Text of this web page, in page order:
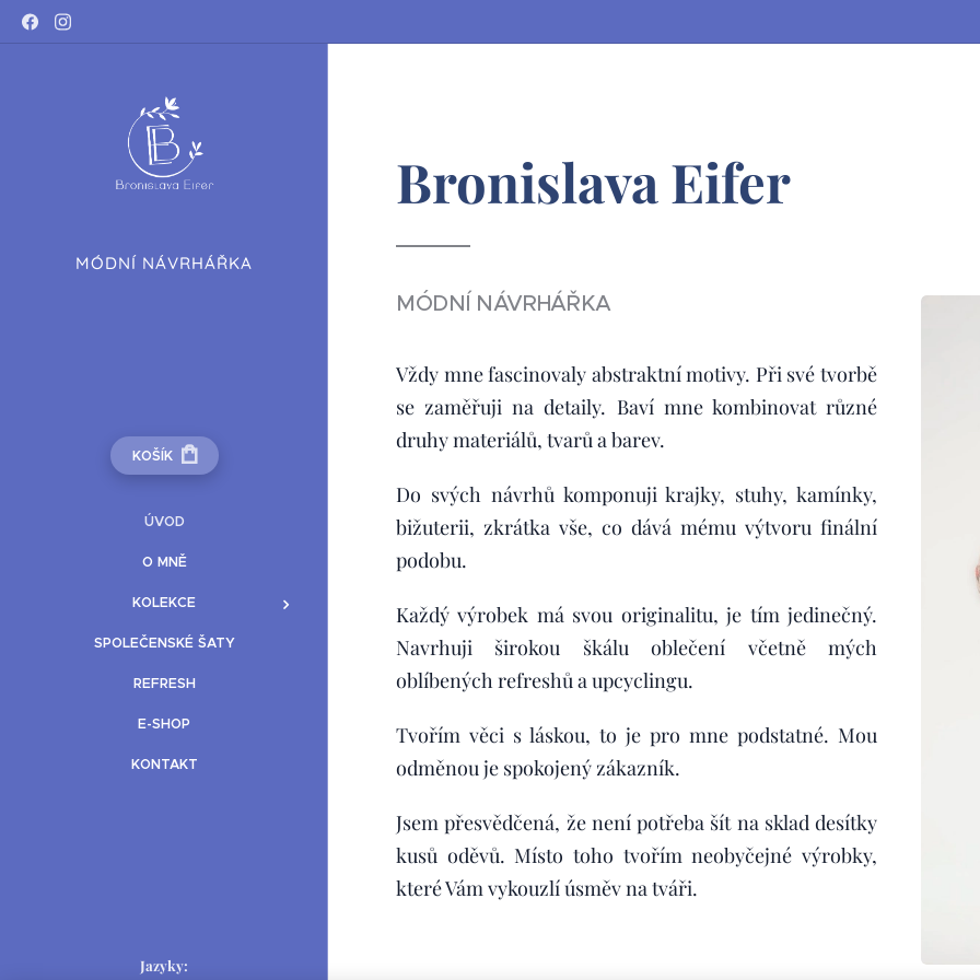
MÓDNÍ NÁVRHÁŘKA
KOŠÍK
ÚVOD
O MNĚ
KOLEKCE
SPOLEČENSKÉ ŠATY
REFRESH
E-SHOP
KONTAKT
Bronislava Eifer
MÓDNÍ NÁVRHÁŘKA
Vždy mne fascinovaly abstraktní motivy. Při své tvorbě
se zaměřuji na detaily. Baví mne kombinovat různé
druhy materiálů, tvarů a barev.
Do svých návrhů komponuji krajky, stuhy, kamínky,
bižuterii, zkrátka vše, co dává mému výtvoru finální
podobu.
Každý výrobek má svou originalitu, je tím jedinečný.
Navrhuji širokou škálu oblečení včetně mých
oblíbených refreshů a upcyclingu.
Tvořím věci s láskou, to je pro mne podstatné. Mou
odměnou je spokojený zákazník.
Jsem přesvědčená, že není potřeba šít na sklad desítky
kusů oděvů. Místo toho tvořím neobyčejné výrobky,
které Vám vykouzlí úsměv na tváři.
Jazyky